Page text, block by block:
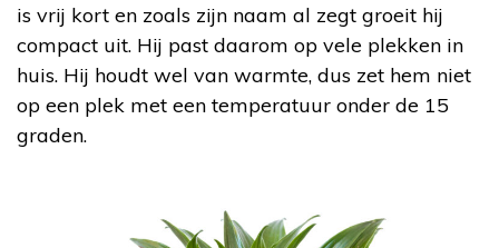
is vrij kort en zoals zijn naam al zegt groeit hij
compact uit. Hij past daarom op vele plekken in
huis. Hij houdt wel van warmte, dus zet hem niet
op een plek met een temperatuur onder de 15
graden.